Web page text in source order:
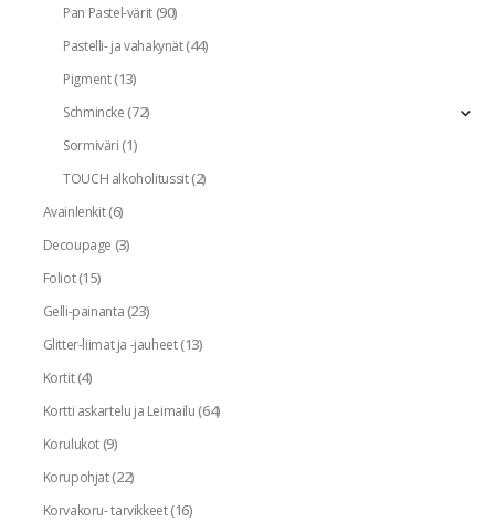
Pan Pastel-värit(90)
Pastelli- ja vahakynät(44)
Pigment(13)
Schmincke(72)
Sormiväri(1)
TOUCH alkoholitussit(2)
Avainlenkit(6)
Decoupage (3)
Foliot(15)
Gelli-painanta(23)
Glitter-liimat ja -jauheet(13)
Kortit(4)
Kortti askartelu ja Leimailu(64)
Korulukot(9)
Korupohjat(22)
Korvakoru- tarvikkeet(16)